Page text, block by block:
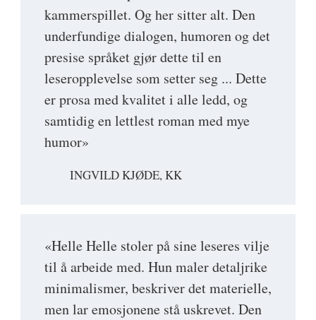
kammerspillet. Og her sitter alt. Den
underfundige dialogen, humoren og det
presise språket gjør dette til en
leseropplevelse som setter seg ... Dette
er prosa med kvalitet i alle ledd, og
samtidig en lettlest roman med mye
humor»
INGVILD KJØDE, KK
«Helle Helle stoler på sine leseres vilje
til å arbeide med. Hun maler detaljrike
minimalismer, beskriver det materielle,
men lar emosjonene stå uskrevet. Den